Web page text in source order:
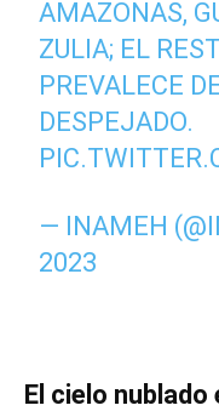
AMAZONAS,
ZULIA; EL
PREVALECE
DESPEJADO.
— INAMEH
2023
El cielo